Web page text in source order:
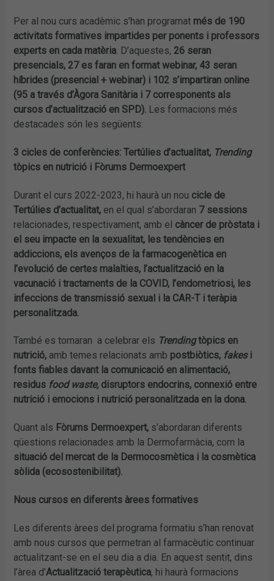
Per al nou curs acadèmic s’han programat més de 190
activitats formatives impartides per ponents i professors
experts en cada matèria . D’aquestes, 26 seran
presencials, 27 es faran en format webinar, 43 seran
híbrides (presencial + webinar) i 102 s’impartiran online
(95 a través d’Àgora Sanitària i 7 corresponents als
cursos d’actualització en SPD). Les formacions més
destacades són les següents:
3 cicles de conferències: Tertúlies d’actualitat, Trending
tòpics en nutrició i Fòrums Dermoexpert
Durant el curs 2022-2023, hi haurà un nou cicle de
Tertúlies d’actualitat, en el qual s’abordaran 7 sessions
relacionades, respectivament, amb el càncer de pròstata i
el seu impacte en la sexualitat, les tendències en
addiccions, els avenços de la farmacogenètica en
l’evolució de certes malalties, l’actualització en la
vacunació i tractaments de la COVID, l’endometriosi, les
infeccions de transmissió sexual i la CAR-T i teràpia
personalitzada.
També es tornaran a celebrar els Trendingtòpics en
nutrició, amb temes relacionats amb postbiòtics, fakes i
fonts fiables davant la comunicació en alimentació,
residus food waste, disruptors endocrins, connexió entre
nutrició i emocions i nutrició personalitzada en la dona.
Quant als Fòrums Dermoexpert, s’abordaran diferents
qüestions relacionades amb la Dermofarmàcia, com la
situació del mercat de la Dermocosmètica i la cosmètica
sòlida (ecosostenibilitat).
Nous cursos en diferents àrees formatives
Les diferents àrees del programa formatiu s’han renovat
amb nous cursos que permetran al farmacèutic continuar
actualitzant-se en el seu dia a dia. En aquest sentit, dins
l’àrea d’Actualització terapèutica, hi haurà formacions